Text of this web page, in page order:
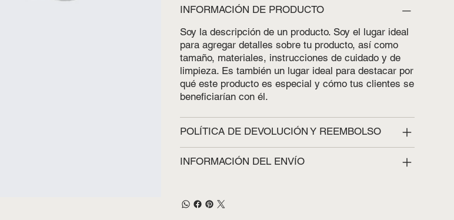
INFORMACIÓN DE PRODUCTO
Soy la descripción de un producto. Soy el lugar ideal
para agregar detalles sobre tu producto, así como
tamaño, materiales, instrucciones de cuidado y de
limpieza. Es también un lugar ideal para destacar por
qué este producto es especial y cómo tus clientes se
beneficiarían con él.
POLÍTICA DE DEVOLUCIÓN Y REEMBOLSO
INFORMACIÓN DEL ENVÍO